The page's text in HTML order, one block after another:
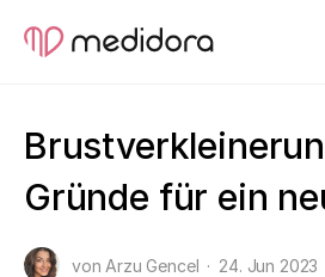
Gründe für ein
von Arzu Gencel 24. Jun 2023